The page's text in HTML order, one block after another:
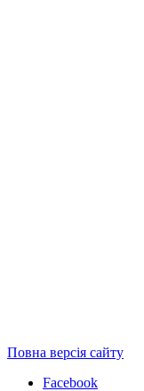
Повна версія сайту
Facebook